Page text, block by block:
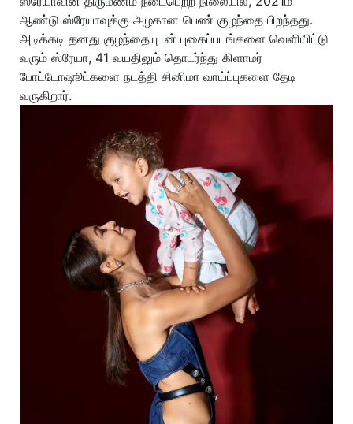
ஆண்டு ஸ்ரேயாவுக்கு அழகான பெண் குழந்தை பிறந்தது.
அடிக்கடி தனது குழந்தையுடன் புகைப்படங்களை வெளியிட்டு
வரும் ஸ்ரேயா, 41 வயதிலும் தொடர்ந்து கிளாமர்
போட்டோஷூட்களை நடத்தி சினிமா வாய்ப்புகளை தேடி
வருகிறார்.